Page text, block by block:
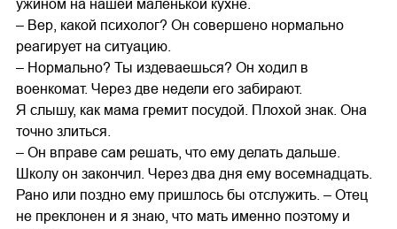
ужином на нашей маленькой кухне.
– Вер, какой психолог? Он совершено нормально
реагирует на ситуацию.
– Нормально? Ты издеваешься? Он ходил в
военкомат. Через две недели его забирают.
Я слышу, как мама гремит посудой. Плохой знак. Она
точно злиться.
– Он вправе сам решать, что ему делать дальше.
Школу он закончил. Через два дня ему восемнадцать.
Рано или поздно ему пришлось бы отслужить. – Отец
не преклонен и я знаю, что мать именно поэтому и